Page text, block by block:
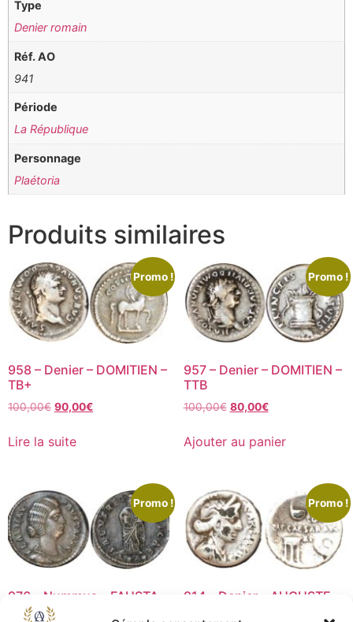
Type
Denier romain
Réf. AO
941
Période
La République
Personnage
Plaétoria
Produits similaires
Promo !
958 – Denier – DOMITIEN –
TB+
100,00€ 90,00€
Lire la suite
Promo !
957 – Denier – DOMITIEN –
TTB
100,00€ 80,00€
Ajouter au panier
Promo !
976 – Nummus – FAUSTA –
SUP
Promo !
914 – Denier – AUGUSTE –